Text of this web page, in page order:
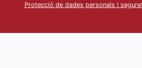
Protecció de dades personals i